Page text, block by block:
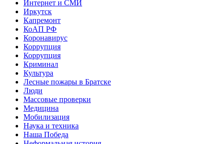
Интернет и СМИ
Иркутск
Капремонт
КоАП РФ
Коронавирус
Коррупция
Коррупция
Криминал
Культура
Лесные пожары в Братске
Люди
Массовые проверки
Медицина
Мобилизация
Наука и техника
Наша Победа